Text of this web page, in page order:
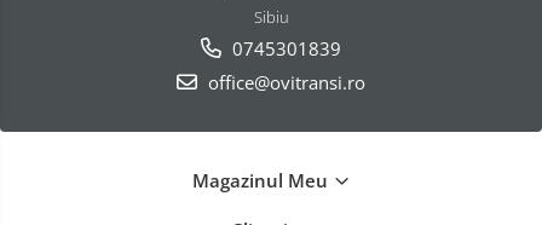
Sibiu
0745301839
office@ovitransi.ro
Magazinul Meu